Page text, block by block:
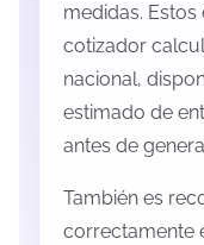
medidas.
cotizador
nacional,
estimado de
antes de
También es
correctamente